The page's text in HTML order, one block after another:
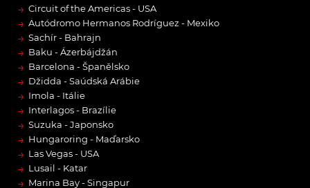
→ Circuit of the Americas - USA
→ Autódromo Hermanos Rodríguez - Mexiko
→ Sachír - Bahrajn
→ Baku - Ázerbájdžán
→ Barcelona - Španělsko
→ Džidda - Saúdská Arábie
→ Imola - Itálie
→ Interlagos - Brazílie
→ Suzuka - Japonsko
→ Hungaroring - Maďarsko
→ Las Vegas - USA
→ Lusail - Katar
→ Marina Bay - Singapur